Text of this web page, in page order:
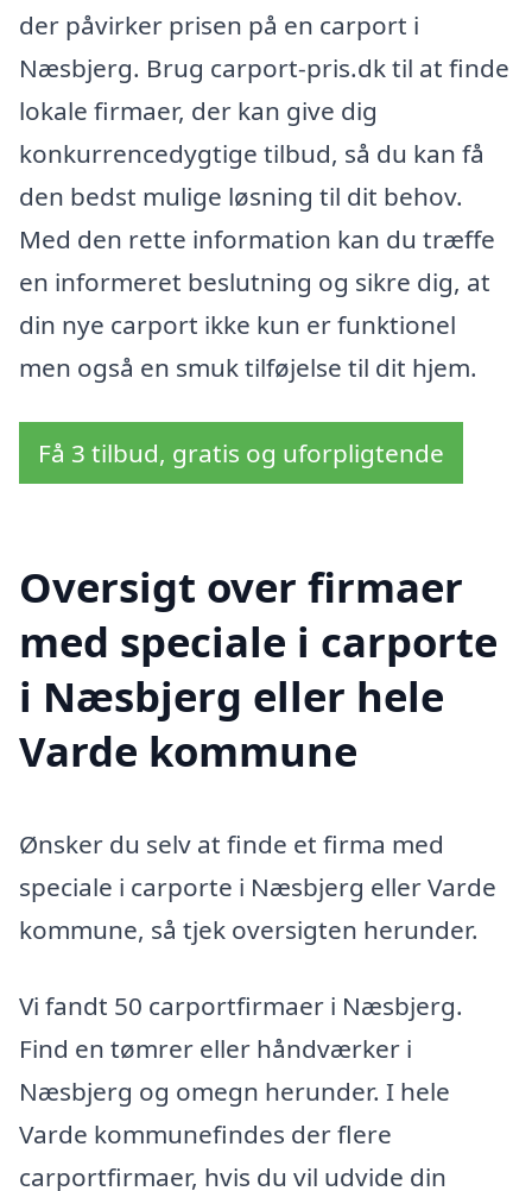
der påvirker prisen på en carport i
Næsbjerg. Brug carport-pris.dk til at finde
lokale firmaer, der kan give dig
konkurrencedygtige tilbud, så du kan få
den bedst mulige løsning til dit behov.
Med den rette information kan du træffe
en informeret beslutning og sikre dig, at
din nye carport ikke kun er funktionel
men også en smuk tilføjelse til dit hjem.
Få 3 tilbud, gratis og uforpligtende
Oversigt over firmaer
med speciale i carporte
i Næsbjerg eller hele
Varde kommune
Ønsker du selv at finde et firma med
speciale i carporte i Næsbjerg eller Varde
kommune, så tjek oversigten herunder.
Vi fandt 50 carportfirmaer i Næsbjerg.
Find en tømrer eller håndværker i
Næsbjerg og omegn herunder. I hele
Varde kommunefindes der flere
carportfirmaer, hvis du vil udvide din